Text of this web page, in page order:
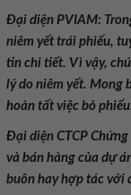
Đại diện PVIAM:
niêm yết trái phiếu,
tin chi tiết. Vì vậy,
lý do niêm yết. Mong
hoàn tất việc bỏ
Đại diện CTCP
và bán hàng của dự
buôn hay hợp tác với